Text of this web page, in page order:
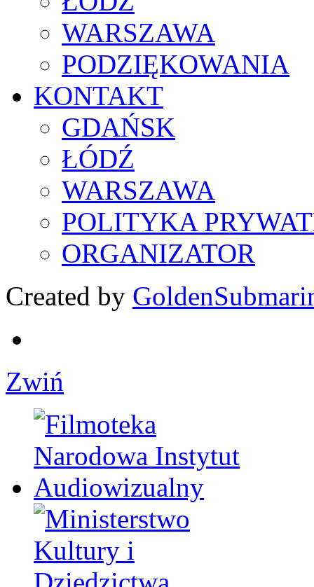
WARSZAWA
PODZIĘKOWANIA
KONTAKT
GDAŃSK
ŁÓDŹ
WARSZAWA
POLITYKA
ORGANIZATOR
Created by
Zwiń